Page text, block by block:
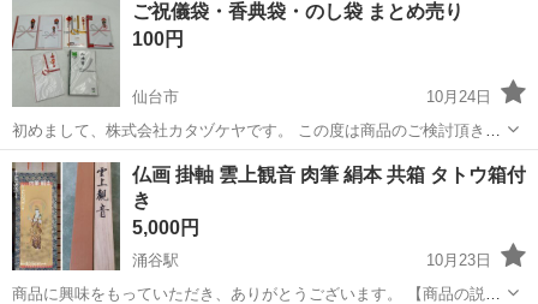
ご祝儀袋・香典袋・のし袋 まとめ売り
100円
仙台市
10月24日
初めまして、株式会社カタヅケヤです。 この度は商品のご検討頂き、
誠にありがとうございます。 ⚠️お問い合わせ前にプロフィール欄・下
記文章を確認して頂きますようお願い致します お取引可能時間や場所
につきましては、下記に記載...
宮城 仙台市 冠婚葬祭 のし袋
仏画 掛軸 雲上観音 肉筆 絹本 共箱 タトウ箱付
き
5,000円
涌谷駅
10月23日
商品に興味をもっていただき、ありがとうございます。 【商品の説